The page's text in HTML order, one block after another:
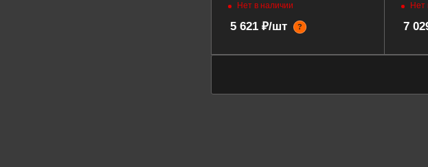
Нет в наличии
5 621 ₽/шт ?
Нет
7